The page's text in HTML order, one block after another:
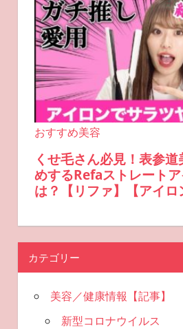
カテゴリー
美容／健康情報【記事】
新型コロナウイルス